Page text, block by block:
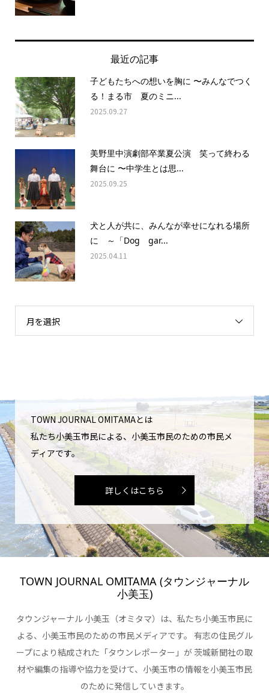
最近の記事
子どもたちへの想いを胸に 〜みんなでつく
る！まる市 夏のミニ...
2025.09.27
美野里中演劇部卒業夏公演 笑って終わる
舞台に 〜中学生とは思...
2025.09.25
犬と人が共に、みんなが幸せになれる場所
に ～「Dog gar...
2025.04.11
月を選択
TOWN JOURNAL OMITAMAとは
私たち小美玉市民による、小美玉市民のための市民メ
ディアです。
詳しくはこちら
TOWN JOURNAL OMITAMA (タウンジャーナル
小美玉)
タウンジャーナル 小美玉（オミタマ）は、私たち小美玉市民に
よる、小美玉市民のための市民メディアです。 有志の住民グル
ープにより結成された「タウンレポーター」が 茨城新聞社の取
材や編集の指導や協力を受けて、小美玉市の情報を小美玉市民
のために発信していきます。